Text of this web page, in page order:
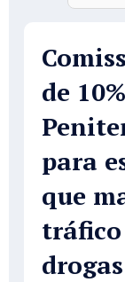
de
para
que
drogas